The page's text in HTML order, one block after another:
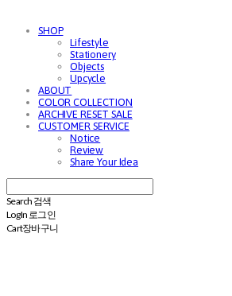
SHOP
Lifestyle
Stationery
Objects
Upcycle
ABOUT
COLOR COLLECTION
ARCHIVE RESET SALE
CUSTOMER SERVICE
Notice
Review
Share Your Idea
Search 검색
Log In 로그인
Cart장바구니